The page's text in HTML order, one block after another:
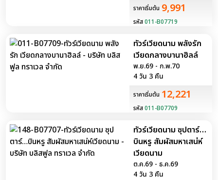
ราคาเริ่มต้น 9,991
รหัส011-B07719
ทัวร์เวียดนาม พลังรัก
เวียดกลางบานาฮิลล์
พ.ย.69 - ก.พ.70
4 วัน 3 คืน
ราคาเริ่มต้น 12,221
รหัส011-B07709
ทัวร์เวียดนาม ซุปตาร์…
บินหรู สัมผัสมหาเสน่ห์
เวียดนาม
ต.ค.69 - ธ.ค.69
4 วัน 3 คืน